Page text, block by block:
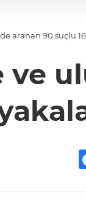
aranan 90 suçlu
ve